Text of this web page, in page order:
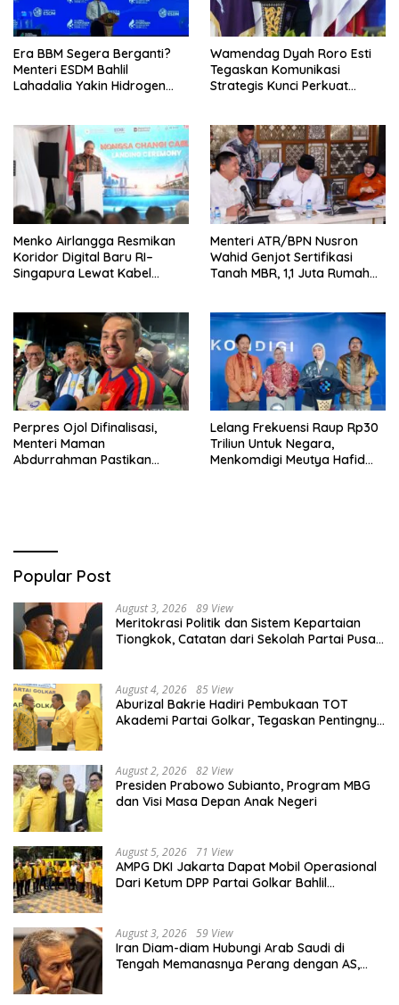
Era BBM Segera Berganti?
Menteri ESDM Bahlil
Lahadalia Yakin Hidrogen
Wamendag Dyah Roro Esti
Tegaskan Komunikasi
Strategis Kunci Perkuat
Menko Airlangga Resmikan
Koridor Digital Baru RI–
Singapura Lewat Kabel
Menteri ATR/BPN Nusron
Wahid Genjot Sertifikasi
Tanah MBR, 1,1 Juta Rumah
Perpres Ojol Difinalisasi,
Menteri Maman
Abdurrahman Pastikan
Lelang Frekuensi Raup Rp30
Triliun Untuk Negara,
Menkomdigi Meutya Hafid
Popular Post
August 3, 2026 89 View
Meritokrasi Politik dan Sistem Kepartaian
Tiongkok, Catatan dari Sekolah Partai Pusat
August 4, 2026 85 View
Aburizal Bakrie Hadiri Pembukaan TOT
Akademi Partai Golkar, Tegaskan Pentingnya
August 2, 2026 82 View
Presiden Prabowo Subianto, Program MBG
dan Visi Masa Depan Anak Negeri
August 5, 2026 71 View
AMPG DKI Jakarta Dapat Mobil Operasional
Dari Ketum DPP Partai Golkar Bahlil
August 3, 2026 59 View
Iran Diam-diam Hubungi Arab Saudi di
Tengah Memanasnya Perang dengan AS,